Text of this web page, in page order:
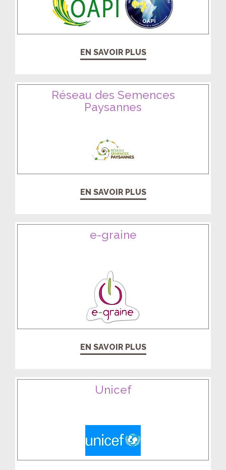
EN SAVOIR PLUS
Réseau des Semences
Paysannes
EN SAVOIR PLUS
e-graine
EN SAVOIR PLUS
Unicef